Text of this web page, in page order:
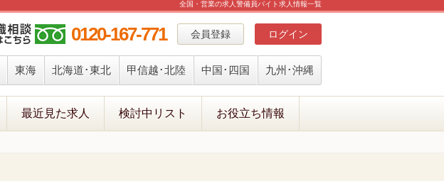
全国・営業の求人警備員バイト求人情報一覧
会員登録 ログイン
0120-167-771
東海 北海道･東北 甲信越･北陸 中国･四国 九州･沖縄
最近見た求人 検討中リスト お役立ち情報